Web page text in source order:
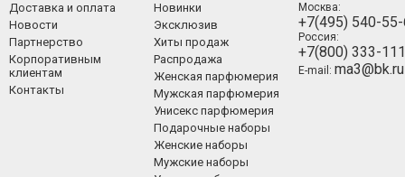
Доставка и оплата
Новости
Партнерство
Корпоративным
клиентам
Контакты
Новинки
Эксклюзив
Хиты продаж
Распродажа
Женская парфюмерия
Мужская парфюмерия
Унисекс парфюмерия
Подарочные наборы
Женские наборы
Мужские наборы
Москва:
+7(495) 540-
Россия:
+7(800) 333-
E-mail: ma3@bk.ru